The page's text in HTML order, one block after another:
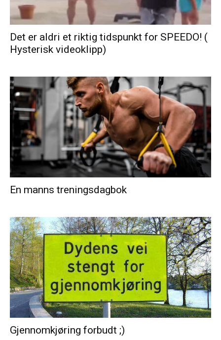
Det er aldri et riktig tidspunkt for SPEEDO! (
Hysterisk videoklipp)
En manns treningsdagbok
Gjennomkjøring forbudt ;)